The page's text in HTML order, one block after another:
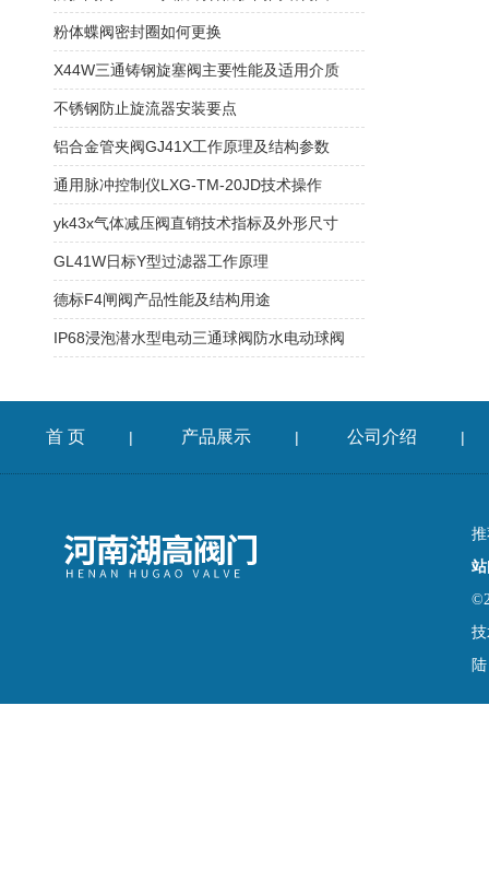
粉体蝶阀密封圈如何更换
X44W三通铸钢旋塞阀主要性能及适用介质
不锈钢防止旋流器安装要点
铝合金管夹阀GJ41X工作原理及结构参数
通用脉冲控制仪LXG-TM-20JD技术操作
yk43x气体减压阀直销技术指标及外形尺寸
GL41W日标Y型过滤器工作原理
德标F4闸阀产品性能及结构用途
IP68浸泡潜水型电动三通球阀防水电动球阀
首 页 | 产品展示 | 公司介绍 |
陆